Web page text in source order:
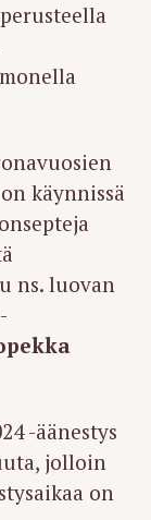
käynnissä
ns. luovan
-
-äänestys
jolloin
on